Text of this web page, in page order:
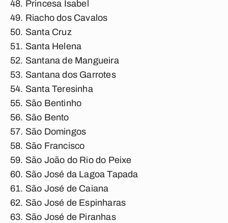
Princesa Isabel
Riacho dos Cavalos
Santa Cruz
Santa Helena
Santana de Mangueira
Santana dos Garrotes
Santa Teresinha
São Bentinho
São Bento
São Domingos
São Francisco
São João do Rio do Peixe
São José da Lagoa Tapada
São José de Caiana
São José de Espinharas
São José de Piranhas